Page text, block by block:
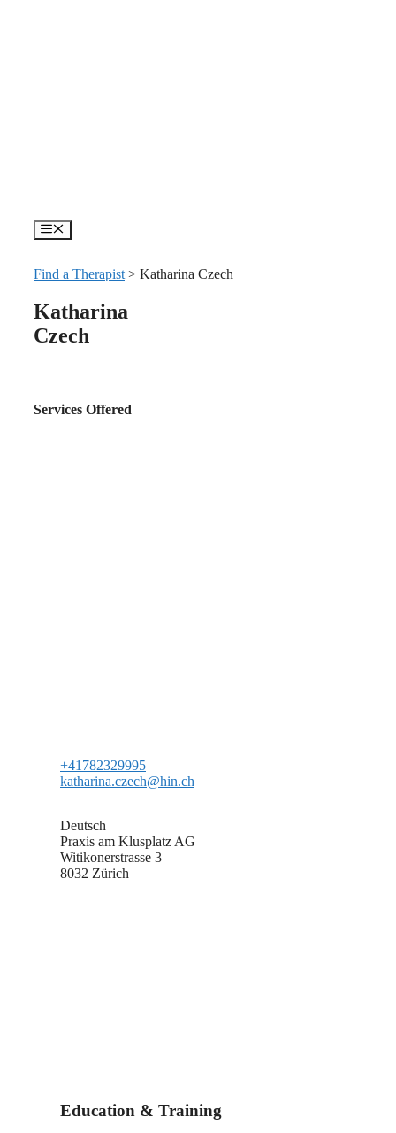
Menu
Find a Therapist > Katharina Czech
Katharina
Czech
Services Offered
+41782329995
katharina.czech@hin.ch
Deutsch
Praxis am Klusplatz AG
Witikonerstrasse 3
8032 Zürich
Education & Training